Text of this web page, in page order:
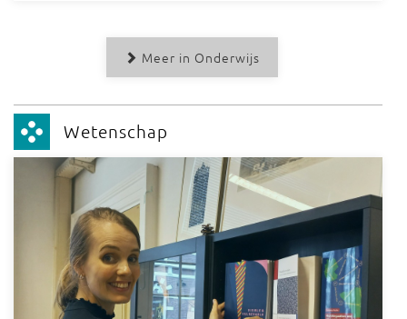
Meer in Onderwijs
Wetenschap